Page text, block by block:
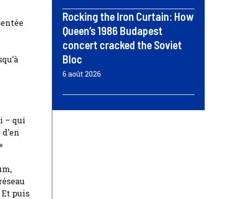
– qui
puis
Rocking the Iron Curtain: How
Queen’s 1986 Budapest
concert cracked the Soviet
Bloc
6 août 2026